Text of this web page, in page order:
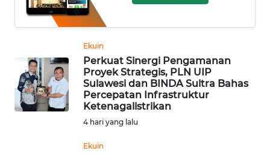
Ekuin
Perkuat Sinergi Pengamanan
Proyek Strategis, PLN UIP
Sulawesi dan BINDA Sultra Bahas
Percepatan Infrastruktur
Ketenagalistrikan
4 hari yang lalu
Ekuin
SERBA-
SERBI
OPINI
Informasi